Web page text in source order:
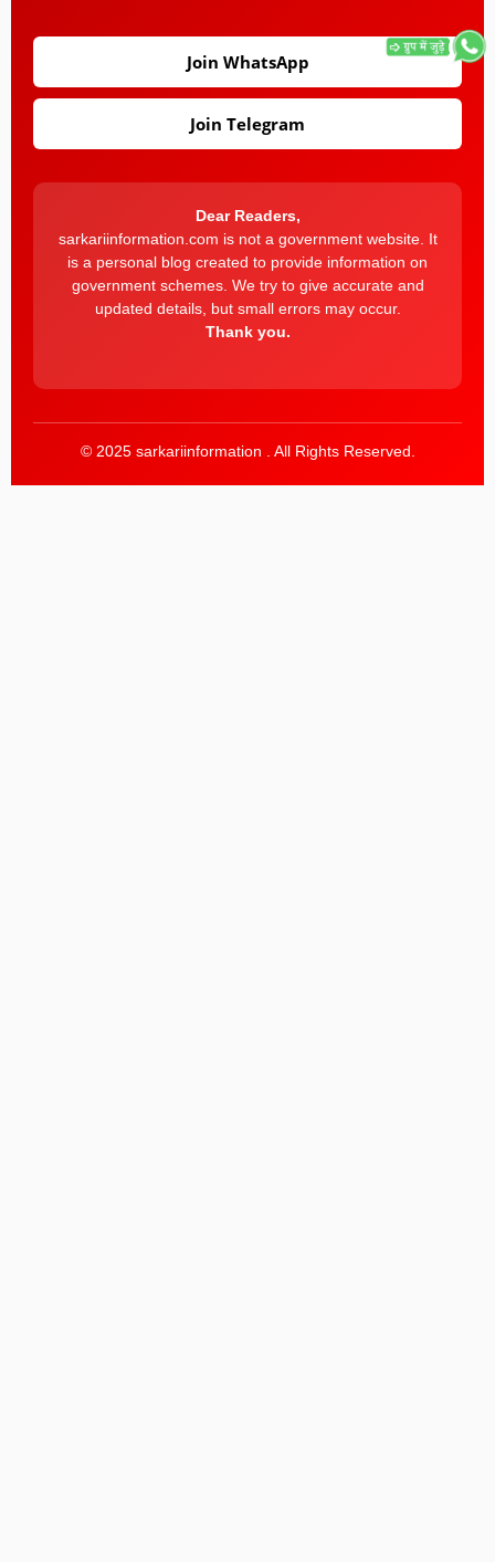
Join WhatsApp
Join Telegram
Dear Readers,
sarkariinformation.com is not a government website. It
is a personal blog created to provide information on
government schemes. We try to give accurate and
updated details, but small errors may occur.
Thank you.
© 2025 sarkariinformation . All Rights Reserved.